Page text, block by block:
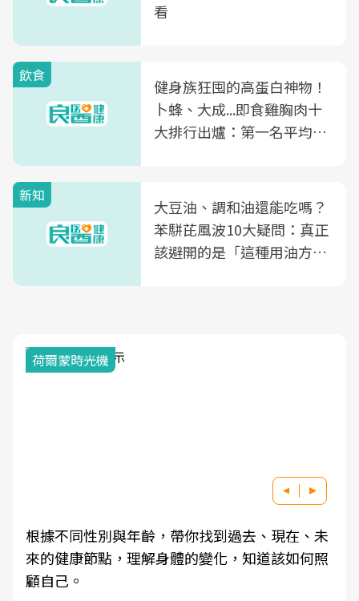
看
飲食
健身族狂囤的高蛋白神物！
卜蜂、大成...即食雞胸肉十
大排行出爐：第一名平均一
新知
大豆油、調和油還能吃嗎？
苯駢芘風波10大疑問：真正
該避開的是「這種用油方
爾蒙時光機
不同性別與年齡，帶你找到過去、現在、未
健康節點，理解身體的變化，知道該如何照
己。
因應
健檢